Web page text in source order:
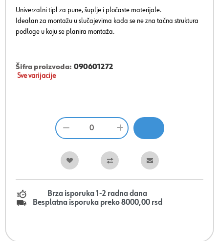
Univerzalni tipl za pune, šuplje i pločaste materijale.
Idealan za montažu u slučajevima kada se ne zna tačna struktura
podloge u koju se planira montaža.
Šifra proizvoda: 090601272
Sve varijacije
Brza isporuka 1-2 radna dana
Besplatna isporuka preko 8000,00 rsd